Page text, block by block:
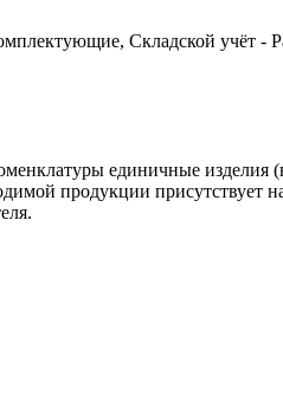
Складской учёт -
единичные
продукции присутствует